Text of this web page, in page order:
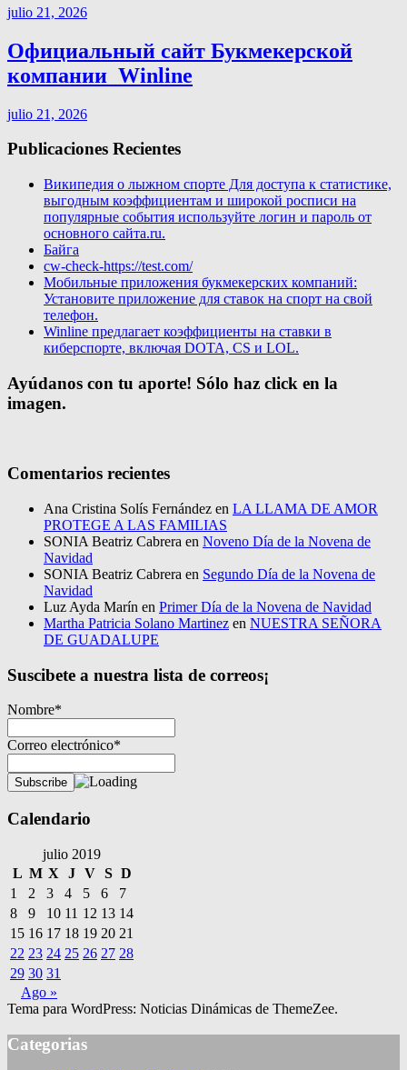
julio 21, 2026
Официальный сайт Букмекерской
компании ️ Winline
julio 21, 2026
Publicaciones Recientes
Википедия о лыжном спорте Для доступа к статистике,
выгодным коэффициентам и широкой росписи на
популярные события используйте логин и пароль от
основного сайта.ru.
Байга
cw-check-https://test.com/
Мобильные приложения букмекерских компаний:
Установите приложение для ставок на спорт на свой
телефон.
Winline предлагает коэффициенты на ставки в
киберспорте, включая DOTA, CS и LOL.
Ayúdanos con tu aporte! Sólo haz click en la
imagen.
Comentarios recientes
Ana Cristina Solís Fernández en LA LLAMA DE AMOR
PROTEGE A LAS FAMILIAS
SONIA Beatriz Cabrera en Noveno Día de la Novena de
Navidad
SONIA Beatriz Cabrera en Segundo Día de la Novena de
Navidad
Luz Ayda Marín en Primer Día de la Novena de Navidad
Martha Patricia Solano Martinez en NUESTRA SEÑORA
DE GUADALUPE
Suscibete a nuestra lista de correos¡
Nombre*
Correo electrónico*
Calendario
julio 2019
L M X J V S D
1
2 3 4 5 6
7
8
9 10 11 12 13 14
15 16 17 18 19 20 21
22 23 24 25 26 27 28
29 30 31
Ago »
Tema para WordPress: Noticias Dinámicas de ThemeZee.
Categorias